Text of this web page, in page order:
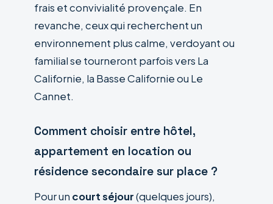
frais et convivialité provençale. En
revanche, ceux qui recherchent un
environnement plus calme, verdoyant ou
familial se tourneront parfois vers La
Californie, la Basse Californie ou Le
Cannet.
Comment choisir entre hôtel,
appartement en location ou
résidence secondaire sur place ?
Pour un court séjour(quelques jours),